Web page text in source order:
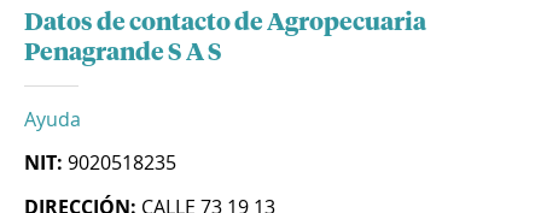
Datos de contacto de Agropecuaria
Penagrande S A S
Ayuda
NIT: 9020518235
DIRECCIÓN: CALLE 73 19 13